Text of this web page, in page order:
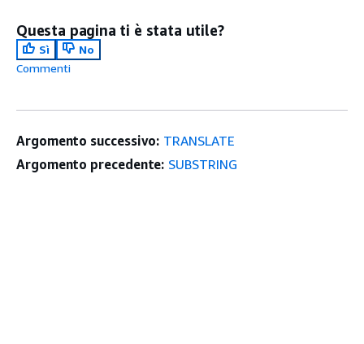
Questa pagina ti è stata utile?
Sì
No
Commenti
Argomento successivo: TRANSLATE
Argomento precedente: SUBSTRING